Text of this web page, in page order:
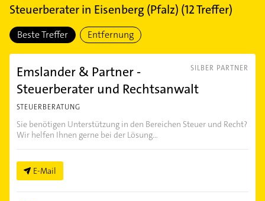
Steuerberaterin Eisenberg (Pfalz) (12Treffer)
Beste Treffer Entfernung
SILBER PARTNER
Emslander & Partner -
Steuerberater und Rechtsanwalt
STEUERBERATUNG
Sie benötigen Unterstützung in den Bereichen Steuer und Recht?
Wir helfen Ihnen gerne bei der Lösung...
E-Mail